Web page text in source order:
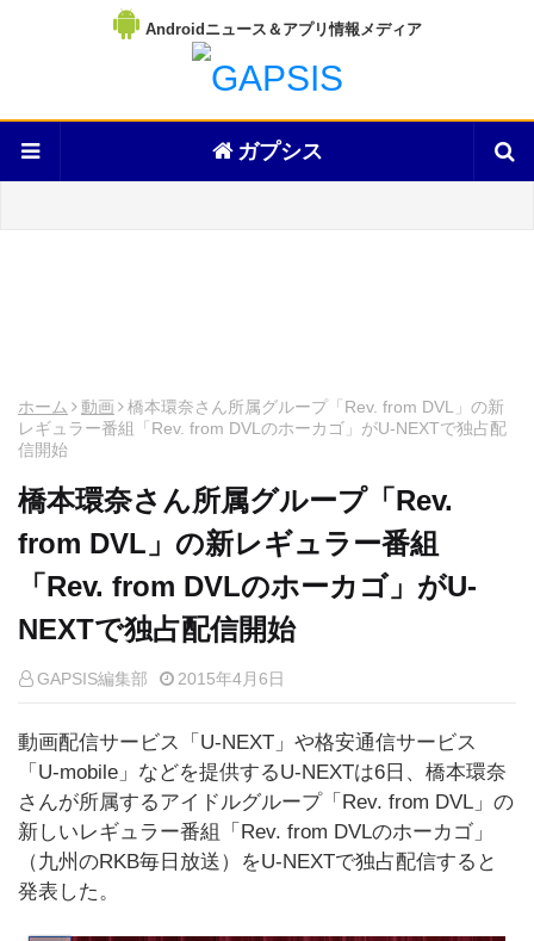
Androidニュース＆アプリ情報メディア
ガプシス
ホーム 動画
橋本環奈さん所属グループ「Rev. from DVL」の新
レギュラー番組「Rev. from DVLのホーカゴ」がU-NEXTで独占配
信開始
橋本環奈さん所属グループ「Rev.
from DVL」の新レギュラー番組
「Rev. from DVLのホーカゴ」がU-
NEXTで独占配信開始
GAPSIS編集部 2015年4月6日
動画配信サービス「U-NEXT」や格安通信サービス
「U-mobile」などを提供するU-NEXTは6日、橋本環奈
さんが所属するアイドルグループ「Rev. from DVL」の
新しいレギュラー番組「Rev. from DVLのホーカゴ」
（九州のRKB毎日放送）をU-NEXTで独占配信すると
発表した。